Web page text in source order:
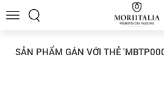
Toggle
SẢN PHẨM GÁN VỚI THẺ